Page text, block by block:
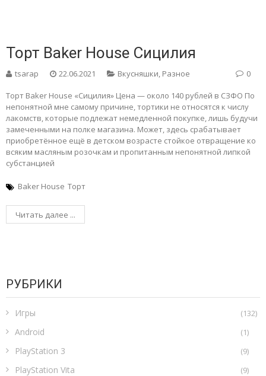
Торт Baker House Сицилия
tsarap 22.06.2021 Вкусняшки, Разное 0
Торт Baker House «Сицилия» Цена — около 140 рублей в СЗФО По
непонятной мне самому причине, тортики не относятся к числу
лакомств, которые подлежат немедленной покупке, лишь будучи
замеченными на полке магазина. Может, здесь срабатывает
приобретённое ещё в детском возрасте стойкое отвращение ко
всяким масляным розочкам и пропитанным непонятной липкой
субстанцией
Baker House Торт
Читать далее ...
РУБРИКИ
Игры (132)
Android (1)
PlayStation 3 (9)
PlayStation Vita (9)